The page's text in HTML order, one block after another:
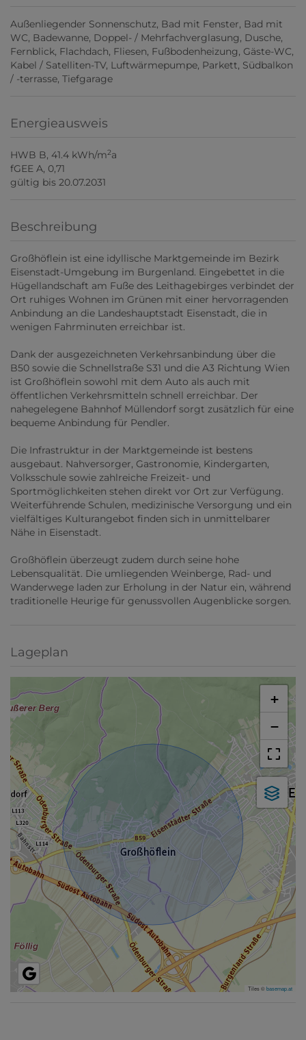
Außenliegender Sonnenschutz Bad mit Fenster Bad mit
WC Badewanne Doppel- / Mehrfachverglasung Dusche
Fernblick Flachdach Fliesen Fußbodenheizung Gäste-WC
Kabel / Satelliten-TV Luftwärmepumpe Parkett Südbalkon
/ -terrasse Tiefgarage
Energieausweis
HWB B, 41.4 kWh/m2a
fGEE A, 0,71
gültig bis 20.07.2031
Beschreibung
Großhöflein ist eine idyllische Marktgemeinde im Bezirk
Eisenstadt-Umgebung im Burgenland. Eingebettet in die
Hügellandschaft am Fuße des Leithagebirges verbindet der
Ort ruhiges Wohnen im Grünen mit einer hervorragenden
Anbindung an die Landeshauptstadt Eisenstadt, die in
wenigen Fahrminuten erreichbar ist.
Dank der ausgezeichneten Verkehrsanbindung über die
B50 sowie die Schnellstraße S31 und die A3 Richtung Wien
ist Großhöflein sowohl mit dem Auto als auch mit
öffentlichen Verkehrsmitteln schnell erreichbar. Der
nahegelegene Bahnhof Müllendorf sorgt zusätzlich für eine
bequeme Anbindung für Pendler.
Die Infrastruktur in der Marktgemeinde ist bestens
ausgebaut. Nahversorger, Gastronomie, Kindergarten,
Volksschule sowie zahlreiche Freizeit- und
Sportmöglichkeiten stehen direkt vor Ort zur Verfügung.
Weiterführende Schulen, medizinische Versorgung und ein
vielfältiges Kulturangebot finden sich in unmittelbarer
Nähe in Eisenstadt.
Großhöflein überzeugt zudem durch seine hohe
Lebensqualität. Die umliegenden Weinberge, Rad- und
Wanderwege laden zur Erholung in der Natur ein, während
traditionelle Heurige für genussvollen Augenblicke sorgen.
Lageplan
+
−
Tiles ©basemap.at